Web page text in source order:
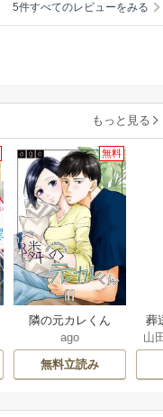
5件すべてのレビューをみる
もっと見る
無料
隣の元カレくん
ago
無料立読み
葬
山